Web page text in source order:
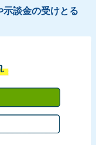
示談金の受けとる